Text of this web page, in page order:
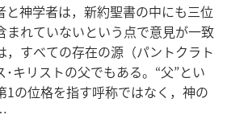
と神学者は，新約聖書の中にも三位
まれていないという点で意見が一致
，すべての存在の源（パントクラト
キリストの父でもある。“父”とい
1の位格を指す呼称ではなく，神の